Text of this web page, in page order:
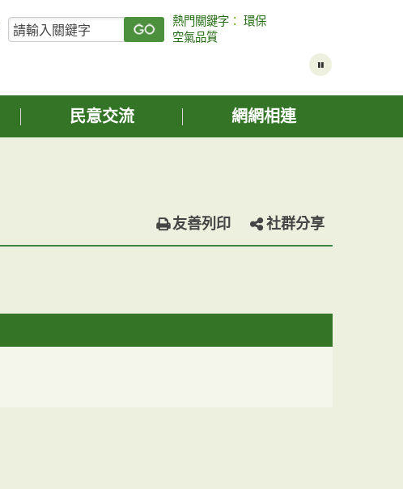
關
鍵
詢
熱門關鍵字 ：環保
空氣品質
民意交流 網網相連
友善列印 社群分享